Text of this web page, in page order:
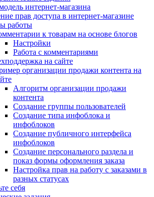
интернет-магазина
прав доступа в интернет-магазине
работы
к товарам на основе блогов
Настройки
Работа с комментариями
на сайте
организации продажи контента на
Алгоритм организации продажи
контента
Создание группы пользователей
Создание типа инфоблока и
инфоблоков
Создание публичного интерфейса
инфоблоков
Создание персонального раздела и
показ формы оформления заказа
Настройка прав на работу с заказами в
разных статусах
себя